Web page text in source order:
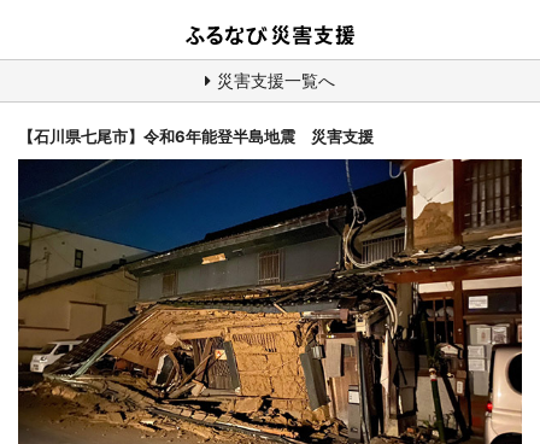
災害支援一覧へ
【石川県七尾市】令和6年能登半島地震 災害支援